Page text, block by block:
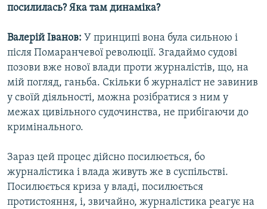
посилилась? Яка там динаміка?
Валерій Іванов: У принципі вона була сильною і
після Помаранчевої революції. Згадаймо судові
позови вже нової влади проти журналістів, що, на
мій погляд, ганьба. Скільки б журналіст не завинив
у своїй діяльності, можна розібратися з ним у
межах цивільного судочинства, не прибігаючи до
кримінального.
Зараз цей процес дійсно посилюється, бо
журналістика і влада живуть же в суспільстві.
Посилюється криза у владі, посилюється
протистояння, і, звичайно, журналістика реагує на